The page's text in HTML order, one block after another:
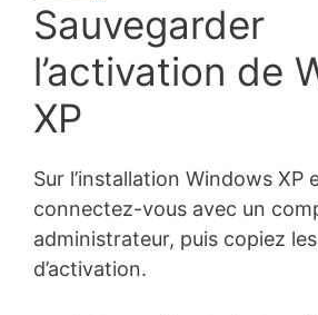
Sauvegarder
l’activation de
XP
Sur l’installation Windows XP
connectez-vous avec un
administrateur, puis copiez
d’activation.